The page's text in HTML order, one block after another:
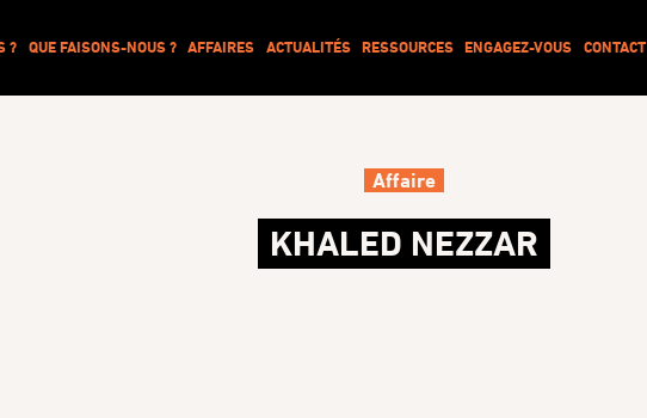
? QUE FAISONS-NOUS ? AFFAIRES ACTUALITÉS RESSOURCES ENGAGEZ-VOUS CONTACT
Affaire
KHALED NEZZAR